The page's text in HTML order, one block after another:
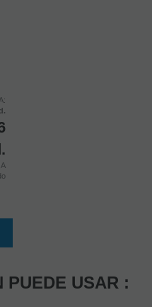
PUEDE USAR :